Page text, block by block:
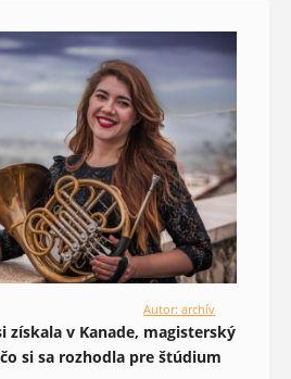
Autor: archív
v Kanade, magisterský
si sa rozhodla pre štúdium